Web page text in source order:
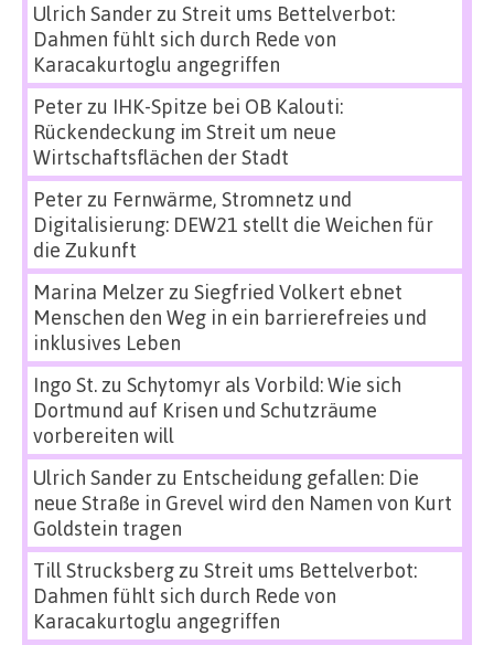
Ulrich Sanderzu Streit ums Bettelverbot:
Dahmen fühlt sich durch Rede von
Karacakurtoglu angegriffen
Peterzu IHK-Spitze bei OB Kalouti:
Rückendeckung im Streit um neue
Wirtschaftsflächen der Stadt
Peterzu Fernwärme, Stromnetz und
Digitalisierung: DEW21 stellt die Weichen für
die Zukunft
Marina Melzerzu Siegfried Volkert ebnet
Menschen den Weg in ein barrierefreies und
inklusives Leben
Ingo St.zu Schytomyr als Vorbild: Wie sich
Dortmund auf Krisen und Schutzräume
vorbereiten will
Ulrich Sanderzu Entscheidung gefallen: Die
neue Straße in Grevel wird den Namen von Kurt
Goldstein tragen
Till Strucksbergzu Streit ums Bettelverbot:
Dahmen fühlt sich durch Rede von
Karacakurtoglu angegriffen